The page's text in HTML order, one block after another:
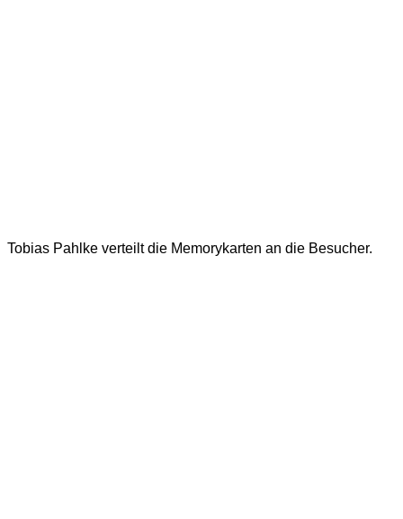
Tobias Pahlke verteilt die Memorykarten an die Besucher.